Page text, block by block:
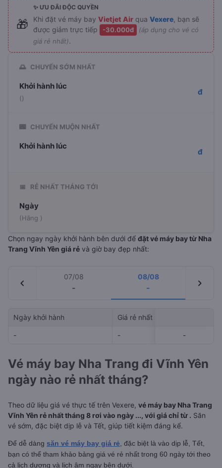
🎁
✨ ƯU ĐÃI ĐỘC QUYỀN
Khi đặt vé máy bay Vietjet Air qua Vexere , bạn sẽ
được giảm trực tiếp
-30.000đ
(áp dụng cho vé có
giá rẻ nhất).
🌅 CHUYẾN SỚM NHẤT
Khởi hành lúc
()
đ
🌃 CHUYẾN MUỘN NHẤT
Khởi hành lúc
đ
📅 RẺ NHẤT THÁNG TỚI
Ngày
(Hãng )
Chọn ngay ngày khởi hành bên dưới để đặt vé máy bay từ Nha
Trang Vĩnh Yên giá rẻ và giờ bay đẹp nhất:
chevron_left
07/08
-
08/08
- chevron_right
Ngày khởi hành Giá rẻ nhất
- - -
-
Vé máy bay Nha Trang đi Vĩnh Yên
ngày nào rẻ nhất tháng?
Theo dữ liệu giá vé thực tế trên Vexere, vé máy bay Nha Trang
Vĩnh Yên rẻ nhất tháng 8 rơi vào ngày ..., với giá chỉ từ . Săn
vé sớm, đặc biệt dịp lễ và Tết, giúp tiết kiệm đáng kể.
Để dễ dàng săn vé máy bay giá rẻ , đặc biệt là vào dịp lễ, Tết,
bạn có thể tham khảo bảng giá vé rẻ nhất trong 60 ngày tới theo
cả lịch dương và lịch âm ngay bên dưới.